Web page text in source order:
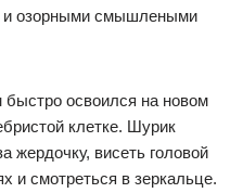
озорными смышлеными
освоился на новом
клетке. Шурик
жердочку, висеть головой
и смотреться в зеркальце.